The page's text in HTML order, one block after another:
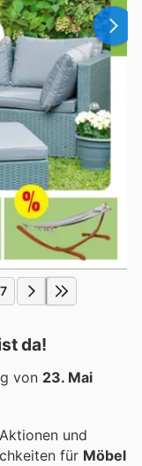
da!
von 23. Mai
und
für Möbel